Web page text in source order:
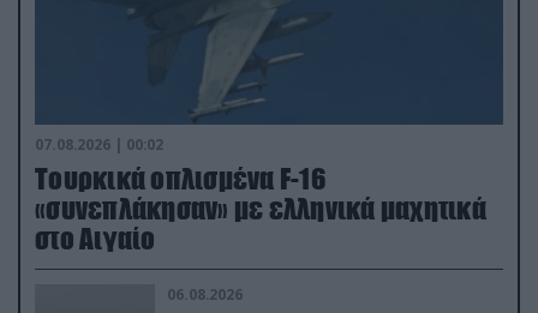
07.08.2026 | 00:02
Τουρκικά οπλισμένα F-16
«συνεπλάκησαν» με ελληνικά μαχητικά
στο Αιγαίο
06.08.2026